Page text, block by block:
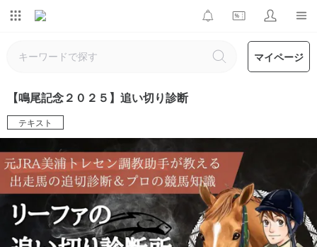
マイページ
【鳴尾記念２０２５】追い切り診断
テキスト